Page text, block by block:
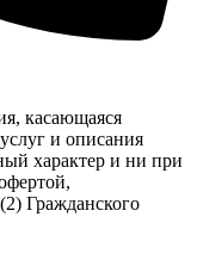
касающаяся
и описания
характер и ни при
Гражданского